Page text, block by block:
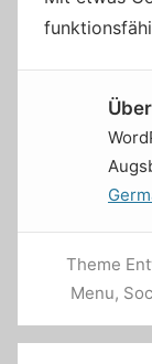
Über
Theme
Menu,